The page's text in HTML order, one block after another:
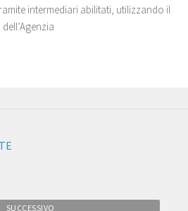
intermediari abilitati, utilizzando il
SUCCESSIVO